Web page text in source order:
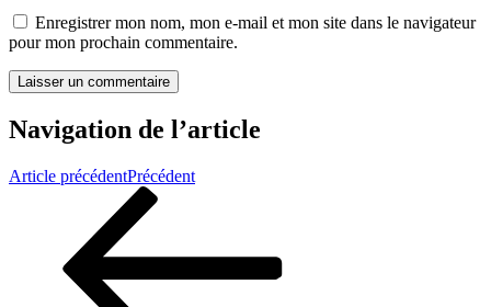
Enregistrer mon nom, mon e-mail et mon site dans le navigateur
pour mon prochain commentaire.
Navigation de l’article
Article précédentPrécédent